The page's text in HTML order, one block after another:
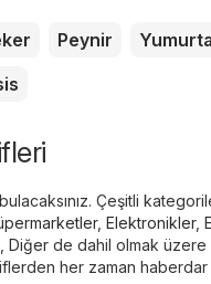
Peynir
Yumurta
Çeşitli
, Elektronikler,
Diğer de dahil olmak üzere
her zaman haberdar